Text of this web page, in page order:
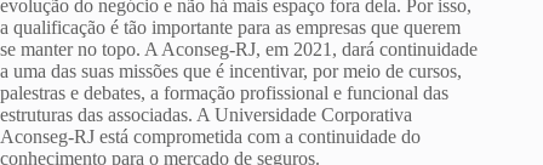
evolução do negócio e não há mais espaço fora dela. Por isso,
a qualificação é tão importante para as empresas que querem
se manter no topo. A Aconseg-RJ, em 2021, dará continuidade
a uma das suas missões que é incentivar, por meio de cursos,
palestras e debates, a formação profissional e funcional das
estruturas das associadas. A Universidade Corporativa
Aconseg-RJ está comprometida com a continuidade do
conhecimento para o mercado de seguros.